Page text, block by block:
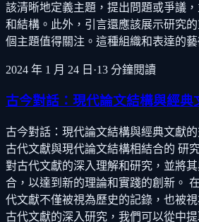
該清晰地定義主題，提出問題或爭議
和結構。此外，引言還應該展示研究
個主題值得關注。這種組織和表達的
2024 年 1 月 24 日 ·13 分鐘閱讀
古今對話：現代論文結構與經典
古今對話：現代論文結構與經典文獻
古代文獻與現代論文結構相結合的 研
對古代文獻的深入理解和研究，並將
合，以達到新的理論和實踐的創新。
代文獻不僅被視為歷史的記錄，也被
古代文獻的深入研究，我們可以從中